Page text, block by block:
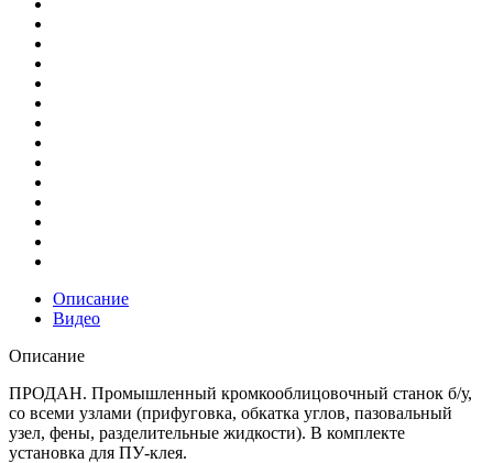
Описание
Видео
Описание
ПРОДАН. Промышленный кромкооблицовочный станок б/у,
со всеми узлами (прифуговка, обкатка углов, пазовальный
узел, фены, разделительные жидкости). В комплекте
установка для ПУ-клея.